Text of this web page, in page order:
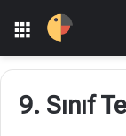
Menü
9. Sınıf